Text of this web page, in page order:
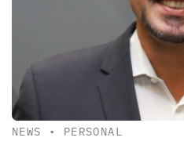
NEWS • PERSONAL